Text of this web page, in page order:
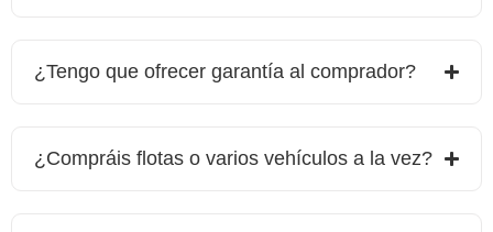
¿Tengo que ofrecer garantía al comprador?
¿Compráis flotas o varios vehículos a la vez?